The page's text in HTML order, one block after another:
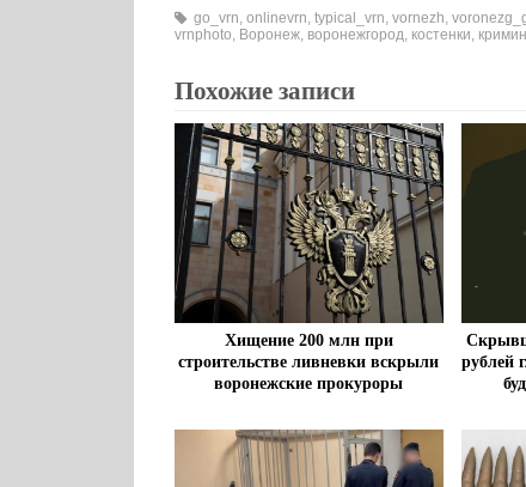
go_vrn, onlinevrn, typical_vrn, vornezh,
vrnphoto, Воронеж, воронежгород, костенки,
Похожие записи
Хищение 200 млн при
строительстве ливневки вскрыли
воронежские прокуроры
рублей